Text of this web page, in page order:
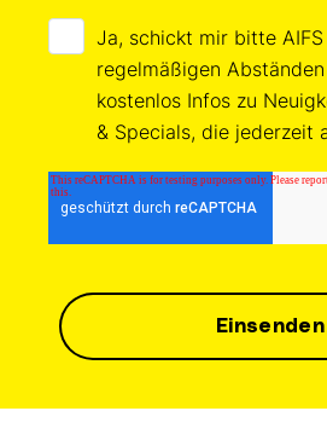
Ja, schickt mir bitte
regelmäßigen
kostenlos Infos zu
& Specials, die jederzeit